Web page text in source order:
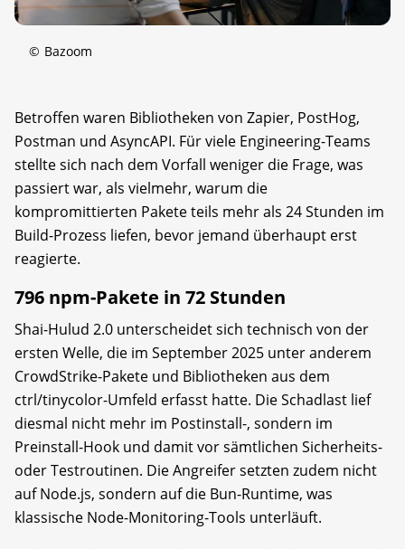
© Bazoom
Betroffen waren Bibliotheken von Zapier, PostHog,
Postman und AsyncAPI. Für viele Engineering-Teams
stellte sich nach dem Vorfall weniger die Frage, was
passiert war, als vielmehr, warum die
kompromittierten Pakete teils mehr als 24 Stunden im
Build-Prozess liefen, bevor jemand überhaupt erst
reagierte.
796 npm-Pakete in 72 Stunden
Shai-Hulud 2.0 unterscheidet sich technisch von der
ersten Welle, die im September 2025 unter anderem
CrowdStrike-Pakete und Bibliotheken aus dem
ctrl/tinycolor-Umfeld erfasst hatte. Die Schadlast lief
diesmal nicht mehr im Postinstall-, sondern im
Preinstall-Hook und damit vor sämtlichen Sicherheits-
oder Testroutinen. Die Angreifer setzten zudem nicht
auf Node.js, sondern auf die Bun-Runtime, was
klassische Node-Monitoring-Tools unterläuft.